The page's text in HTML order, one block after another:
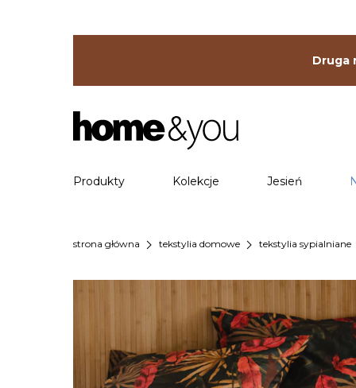
Druga
Produkty Kolekcje Jesień
strona główna chevron_right tekstylia domowe chevron_right tekstylia sypialniane